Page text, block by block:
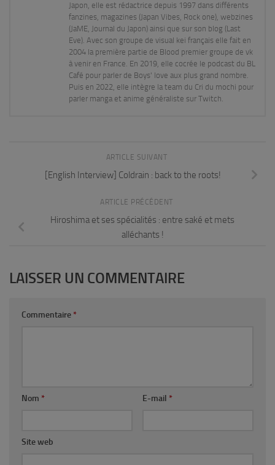
Japon, elle est rédactrice depuis 1997 dans différents
fanzines, magazines (Japan Vibes, Rock one), webzines
(JaME, Journal du Japon) ainsi que sur son blog (Last
Eve). Avec son groupe de visual kei français elle fait en
2004 la première partie de Blood premier groupe de vk
à venir en France. En 2019, elle cocrée le podcast du BL
Café pour parler de Boys' love aux plus grand nombre.
Puis en 2022, elle intègre la team du Cri du mochi pour
parler manga et anime généraliste sur Twitch.
ARTICLE SUIVANT
[English Interview] Coldrain : back to the roots!
ARTICLE PRÉCÉDENT
Hiroshima et ses spécialités : entre saké et mets
alléchants !
LAISSER UN COMMENTAIRE
Commentaire *
Nom * E-mail *
Site web